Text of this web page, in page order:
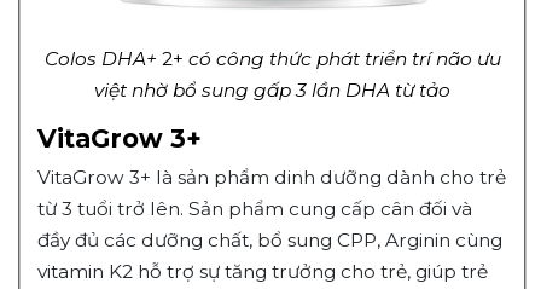
Colos DHA+ 2+ có công thức phát triển trí não ưu
việt nhờ bổ sung gấp 3 lần DHA từ tảo
VitaGrow 3+
VitaGrow 3+ là sản phẩm dinh dưỡng dành cho trẻ
từ 3 tuổi trở lên. Sản phẩm cung cấp cân đối và
đầy đủ các dưỡng chất, bổ sung CPP, Arginin cùng
vitamin K2 hỗ trợ sự tăng trưởng cho trẻ, giúp trẻ